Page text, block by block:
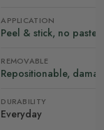
APPLICATION
Peel & stick, no paste
REMOVABLE
Repositionable,
DURABILITY
Everyday